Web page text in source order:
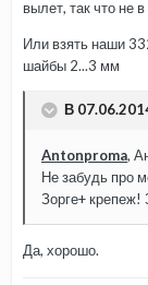
вылет, так что не
Или взять наши
шайбы 2...3 мм
В
Antonproma,
Не забудь про
Зорге+ крепеж!
Да, хорошо.